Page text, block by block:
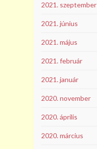
2021. szeptember
2021. június
2021. május
2021. február
2021. január
2020. november
2020. április
2020. március